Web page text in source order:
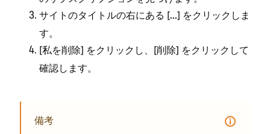
サイトのタイトルの右にある [⁠⁠.⁠.⁠.⁠] をクリ⁠ックしま
す⁠。
[⁠私を削除⁠] をクリ⁠ックし⁠、[⁠削除⁠] をクリ⁠ックして
確認します⁠。
備考